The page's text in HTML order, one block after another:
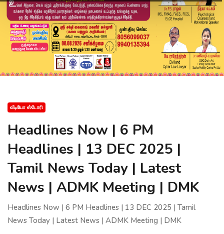
வீடியோ ஸ்டோரி
Headlines Now | 6 PM
Headlines | 13 DEC 2025 |
Tamil News Today | Latest
News | ADMK Meeting | DMK
Headlines Now | 6 PM Headlines | 13 DEC 2025 | Tamil
News Today | Latest News | ADMK Meeting | DMK